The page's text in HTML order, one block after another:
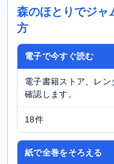
森のほとりでジャ
方
電子で今すぐ読む
電子書籍ストア、レ
確認します。
18件
紙で全巻をそろえる